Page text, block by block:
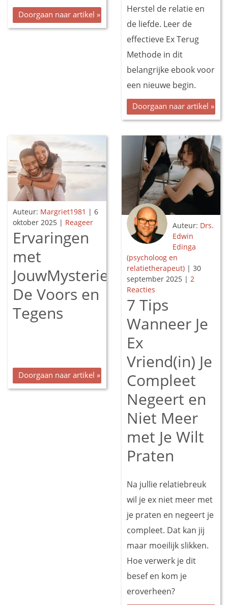
Doorgaan naar artikel »
Herstel de relatie en
de liefde. Leer de
effectieve Ex Terug
Methode in dit
belangrijke ebook voor
een nieuwe begin.
Doorgaan naar artikel »
Auteur: Margriet1981 | 6
oktober 2025 | Reageer
Ervaringen
met
JouwMysterie.nl?
De Voors en
Tegens
Doorgaan naar artikel »
Auteur: Drs.
Edwin
Edinga
(psycholoog en
relatietherapeut) | 30
september 2025 | 2
Reacties
7 Tips
Wanneer Je
Ex
Vriend(in) Je
Compleet
Negeert en
Niet Meer
met Je Wilt
Praten
Na jullie relatiebreuk
wil je ex niet meer met
je praten en negeert je
compleet. Dat kan jij
maar moeilijk slikken.
Hoe verwerk je dit
besef en kom je
eroverheen?